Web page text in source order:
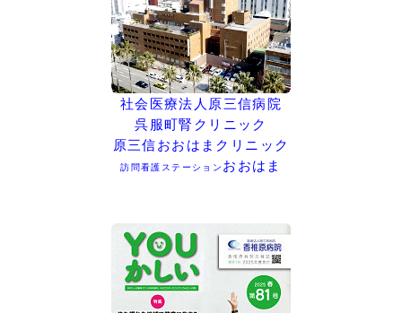
社会医療法人原三信病院
呉服町腎クリニック
原三信おおはまクリニック
訪問看護ステーション おおはま